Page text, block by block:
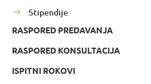
Stipendije
RASPORED PREDAVANJA
RASPORED KONSULTACIJA
ISPITNI ROKOVI